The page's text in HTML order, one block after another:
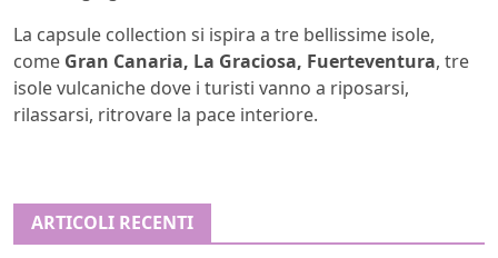
La capsule collection si ispira a tre bellissime isole,
come Gran Canaria, La Graciosa, Fuerteventura, tre
isole vulcaniche dove i turisti vanno a riposarsi,
rilassarsi, ritrovare la pace interiore.
ARTICOLI RECENTI